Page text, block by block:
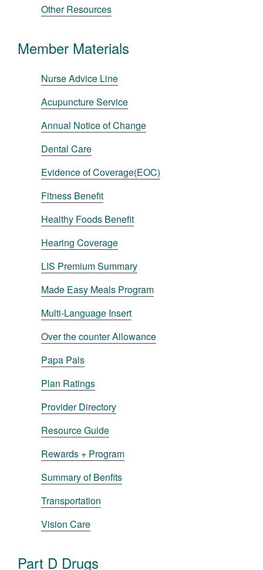
Other Resources
Member Materials
Nurse Advice Line
Acupuncture Service
Annual Notice of Change
Dental Care
Evidence of Coverage(EOC)
Fitness Benefit
Healthy Foods Benefit
Hearing Coverage
LIS Premium Summary
Made Easy Meals Program
Multi-Language Insert
Over the counter Allowance
Papa Pals
Plan Ratings
Provider Directory
Resource Guide
Rewards + Program
Summary of Benfits
Transportation
Vision Care
Part D Drugs